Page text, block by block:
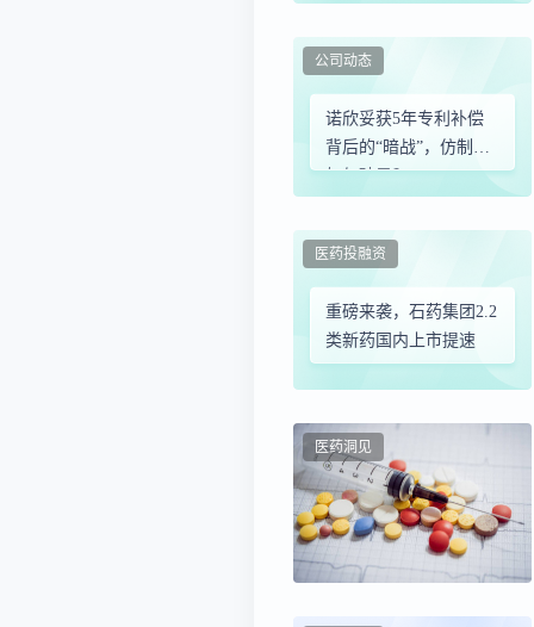
腺癌患者提供治疗新选
择
诺欣妥获5年专利补偿
背后的“暗战”，仿制药
如何破局？
公司动态
重磅来袭，石药集团2.2
类新药国内上市提速
医药投融资
医药洞见